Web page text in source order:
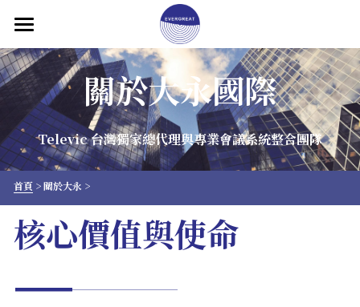
首頁
產品介紹
關於大永
解決方案
成功案例
聯絡我們
關於大永國際
Televic 台灣獨家總代理與專業會議系統整合團隊
首頁 > 關於大永 >
核心價值與使命
部落格分類
所有博客分類